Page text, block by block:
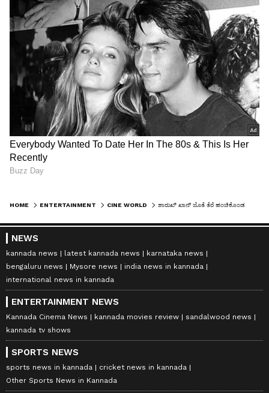
HOME ENTERTAINMENT CINE WORLD
NEWS
kannada news latest kannada news
karnataka news
bengaluru news
Mysore news
india news in kannada
international news in kannada
ENTERTAINMENT NEWS
Kannada Cinema News kannada movies review
sandalwood news
kannada tv shows
SPORTS NEWS
sports news in kannada
cricket news in kannada
Other Sports News in Kannada